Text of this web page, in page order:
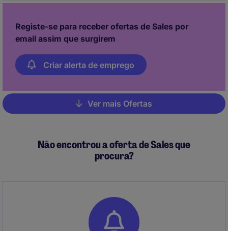
Registe-se para receber ofertas de Sales por
email assim que surgirem
Criar alerta de emprego
Pagination
Ver mais Ofertas
Não encontrou a oferta de Sales que
procura?